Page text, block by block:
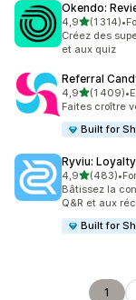
Okendo:
4,9étoile(s)
(1 314)
1314 avis au•
Créez des
et aux quiz
Referral
4,9étoile(s)
(1 409)
1409 avis au•
Faites croître
Built for
Ryviu:
4,9étoile(s)
(483)
483 avis au•
Bâtissez la
Q&R et aux
Built for
1